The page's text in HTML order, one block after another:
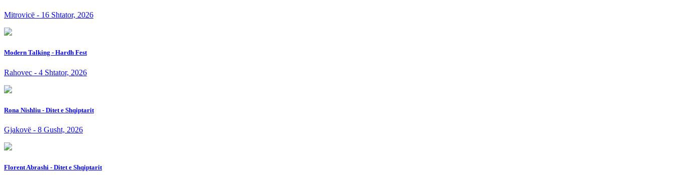
Mitrovicë - 16 Shtator, 2026
Modern Talking - Hardh Fest
Rahovec - 4 Shtator, 2026
Rona Nishliu - Ditet e Shqiptarit
Gjakovë - 8 Gusht, 2026
Florent Abrashi - Ditet e Shqiptarit